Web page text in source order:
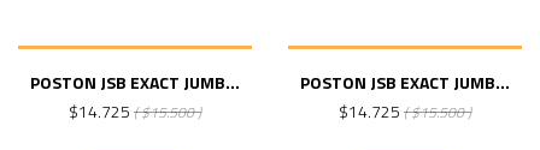
POSTON JSB EXACT JUMB...
$14.725 ( $15.500 )
POSTON JSB EXACT JUMB...
$14.725 ( $15.500 )